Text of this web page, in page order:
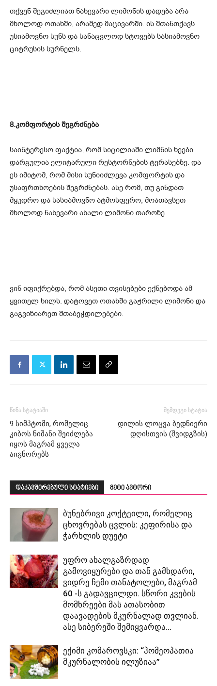
თქვენ შეგიძლიათ ნახევარი ლიმონის დადება არა
მხოლოდ ოთახში, არამედ მაცივარში. ის შთანთქავს
უსიამოვნო სუნს და სანაცვლოდ სტოვებს სასიამოვნო
ციტრუსის სურნელს.
8.კომფორტის შეგრძნება
საინტერესო ფაქტია, რომ სიცილიაში ლიმნის ხეები
დარგულია ელიტარული რესტორნების ტერასებზე. და
ეს იმიტომ, რომ მისი სუნიიძლევა კომფორტის და
უსაფრთხოების შეგრძნებას. ასე რომ, თუ გინდათ
მყუდრო და სასიამოვნო ატმოსფერო, მოათავსეთ
მხოლოდ ნახევარი ახალი ლიმონი თაროზე.
ვინ იფიქრებდა, რომ ასეთი თვისებები ექნებოდა ამ
ყვითელ ხილს. დატოვეთ ოთახში გაჭრილი ლიმონი და
გაგვიზიარეთ შთაბეჭდილებები.
წინა სტატიაში
9 სიმპტომი, რომელიც
კიბოს ნიშანი შეიძლება
იყოს მაგრამ ყველა
აიგნორებს
შემდეგი სტატია
დილის ლოცვა ბედნიერი
დღისთვის (შვიდგზის)
დაკავშირებული სტატიები მეტი ავტორი
ბუნებრივი კოქტეილი, რომელიც
ცხოვრებას ცვლის: კეფირისა და
ჭარხლის დუეტი
უფრო ახალგაზრდად
გამოვიყურები და თან გამხდარი,
ვიდრე ჩემი თანატოლები, მაგრამ
60 -ს გადავცილდი. სწორი კვების
მომხრეები მას ათასობით
დაავადების მკურნალად თვლიან.
ასე სიბერეში შემიყვარდა...
ექიმი კომაროვსკი: “ჰომეოპათია
მკურნალობის ილუზიაა”